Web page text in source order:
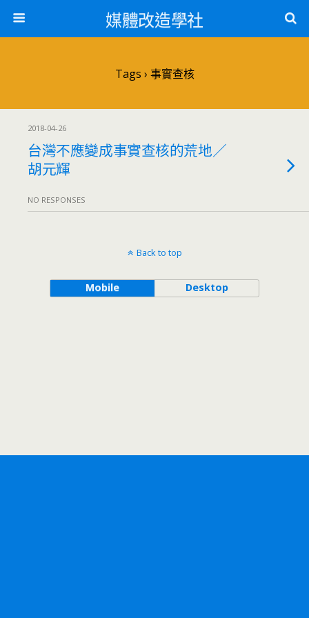
媒體改造學社
Tags › 事實查核
2018-04-26
台灣不應變成事實查核的荒地／
胡元輝
NO RESPONSES
Back to top
Mobile Desktop